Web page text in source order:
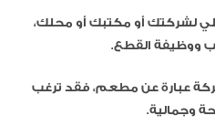
لشركتك أو مكتبك أو محلك،
ووظيفة القطع.
عبارة عن مطعم، فقد ترغب
وجمالية.